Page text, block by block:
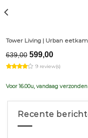
Tower Living | Urban
639,00 Original
price
was:
599,00Current
is:
9 review(s)
Voor 16.00u, vandaag verzonden
Recente